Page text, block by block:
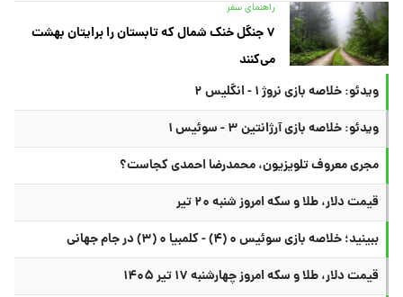
راهنمای سفر
۷ جنگل خنک شمال که تابستان را برایتان بهشت
می‌کنند
ویدئو: خلاصه بازی نروژ ۱ - انگلیس ۲
ویدئو: خلاصه بازی آرژانتین ۳ - سوئیس ۱
مجری معروف تلویزیون، محمدرضا احمدی کجاست؟
قیمت دلار، طلا و سکه امروز شنبه ۲۰ تیر
ببینید؛ خلاصه بازی سوئیس ۰ (۴) - کلمبیا ۰ (۳) در جام جهانی
قیمت دلار، طلا و سکه امروز چهارشنبه ۱۷ تیر ۱۴۰۵